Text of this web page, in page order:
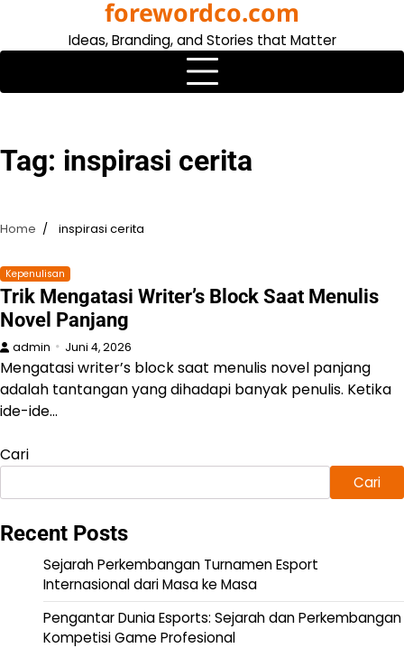
content
forewordco.com
Ideas, Branding, and Stories that Matter
Tag: inspirasi cerita
Home inspirasi cerita
Kepenulisan
Trik Mengatasi Writer’s Block Saat Menulis
Novel Panjang
admin Juni 4, 2026
Mengatasi writer’s block saat menulis novel panjang
adalah tantangan yang dihadapi banyak penulis. Ketika
ide-ide…
Cari
Cari
Recent Posts
Sejarah Perkembangan Turnamen Esport
Internasional dari Masa ke Masa
Pengantar Dunia Esports: Sejarah dan Perkembangan
Kompetisi Game Profesional